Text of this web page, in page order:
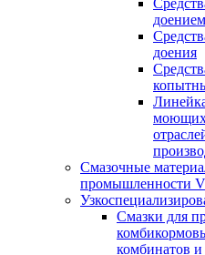
доением
доения
моющих
Смазочные
промышленности
Смазки для
комбинатов